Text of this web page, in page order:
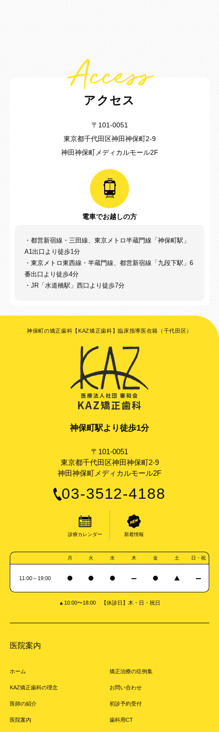
Access
アクセス
〒101-0051
東京都千代田区神田神保町2-9
神田神保町メディカルモール2F
電車でお越しの方
・都営新宿線・三田線、東京メトロ半蔵門線「神保町駅」
A1出口より徒歩1分
・東京メトロ東西線・半蔵門線、都営新宿線「九段下駅」6
番出口より徒歩4分
・JR「水道橋駅」西口より徒歩7分
神保町の矯正歯科【KAZ矯正歯科】臨床指導医在籍（千代田区）
神保町駅より徒歩1分
〒101-0051
東京都千代田区神田神保町2-9
神田神保町メディカルモール2F
03-3512-4188
診療カレンダー 新着情報
月 火 水 木 金 土 日・祝
11:00～19:00
▲10:00〜18:00 【休診日】木・日・祝日
医院案内
ホーム
KAZ矯正歯科の理念
医師の紹介
医院案内
矯正治療の症例集
お問い合わせ
初診予約受付
歯科用CT